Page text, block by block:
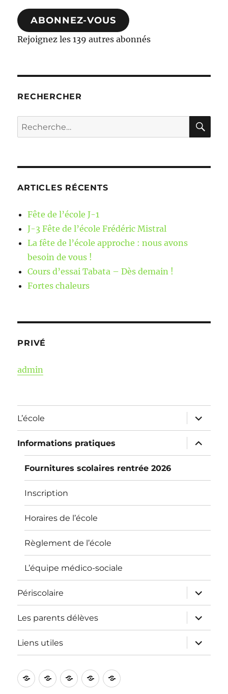
mail
ABONNEZ-VOUS
Rejoignez les 139 autres abonnés
RECHERCHER
Recherche
pour :
ARTICLES RÉCENTS
Fête de l’école J-1
J-3 Fête de l’école Frédéric Mistral
La fête de l’école approche : nous avons
besoin de vous !
Cours d’essai Tabata – Dès demain !
Fortes chaleurs
PRIVÉ
admin
L’école
ouvrir
le
sous-
menu
Informations pratiques
ouvrir
le
sous-
Fournitures scolaires rentrée 2026
Inscription
Horaires de l’école
Règlement de l’école
L’équipe médico-sociale
Périscolaire
ouvrir
le
sous-
menu
Les parents délèves
ouvrir
le
sous-
menu
Liens utiles
ouvrir
le
sous-
L’écoleInformations
Périscolaire
Les
Liens